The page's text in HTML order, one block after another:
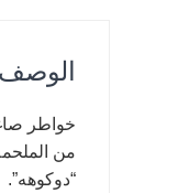
الوصف
خواطر
من
“دوكوهه”.